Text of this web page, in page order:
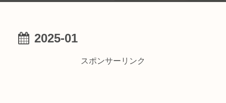
2025-01
スポンサーリンク